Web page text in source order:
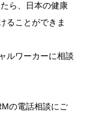
ら、日本の健康
ることができま
ルワーカーに相談
の電話相談にご